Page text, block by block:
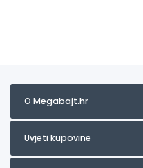
O Megabajt.hr
Uvjeti kupovine